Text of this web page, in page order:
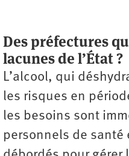
Des préfectures
lacunes de l’État ?
L’alcool, qui
les risques en
les besoins sont
personnels de santé